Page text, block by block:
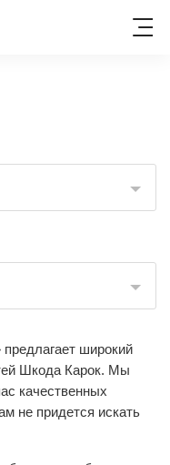
широкий
Шкода Карок. Мы
качественных
не придется искать